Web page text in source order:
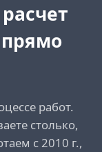
работ.
столько,
с 2010 г.,